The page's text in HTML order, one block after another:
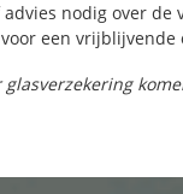
nodig over
voor een
glasverzekering